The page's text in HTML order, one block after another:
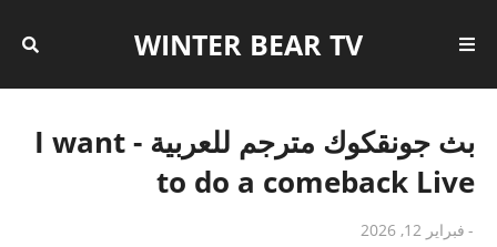
WINTER BEAR TV
بث جونقكوك مترجم للعربية - I want
to do a comeback Live
- فبراير 12, 2026